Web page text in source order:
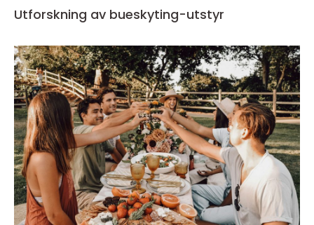
Utforskning av bueskyting-utstyr